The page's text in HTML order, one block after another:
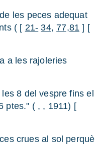
les peces adequat
( [ 21- 34, 77,81 ] [
a les rajoleries
8 del vespre fins el
ptes." ( , , 1911) [
crues al sol perquè